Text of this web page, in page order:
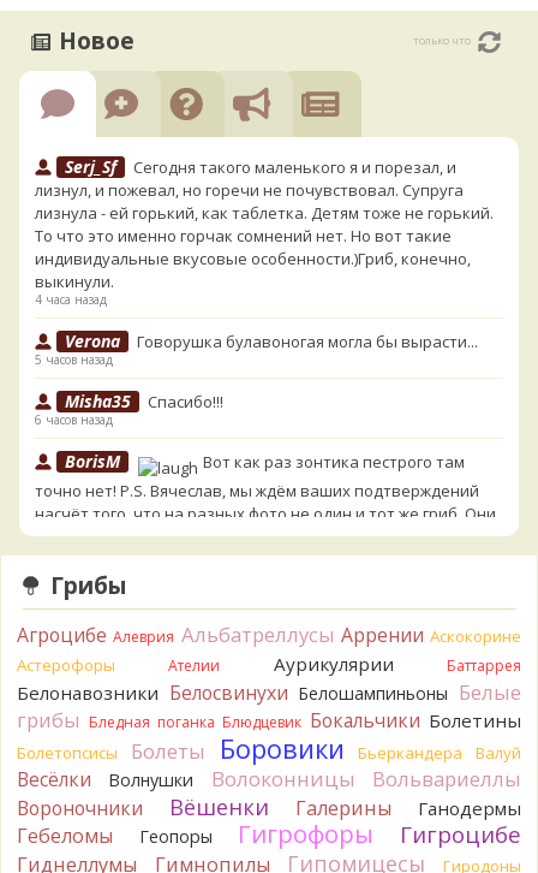
Новое только что
Serj_Sf
Сегодня такого маленького я и порезал, и
лизнул, и пожевал, но горечи не почувствовал. Супруга
лизнула - ей горький, как таблетка. Детям тоже не горький.
То что это именно горчак сомнений нет. Но вот такие
индивидуальные вкусовые особенности.)Гриб, конечно,
выкинули.
4 часа назад
Verona Говорушка булавоногая могла бы вырасти...
5 часов назад
Misha35 Спасибо!!!
6 часов назад
BorisM
Вот как раз зонтика пестрого там
точно нет! P.S. Вячеслав, мы ждём ваших подтверждений
насчёт того, что на разных фото не один и тот же гриб. Они
и по виду разные, а не просто разные экземпляры. Но
хорошо было бы упорядочить это с вашим участием.
Разные грибы нужно разнести по разным вопросам!
6 часов назад
BorisM Однозначно польский!
6 часов назад
BorisM
Николай, дайте уточнение насчёт изменения
цвета гриба на срезе. Без этой информации до конца
сложно выбрать между жёлтым и собачьим груздями!
BorisM Очевидный подберезовик!
12 часов назад
Verona Рядовка скученная.
Грибы
Агроцибе Алеврия Альбатреллусы Аррении Аскокорине
Астерофоры
Ателии Аурикулярии Баттаррея
Белонавозники Белосвинухи Белошампиньоны Белые
грибы Бледная поганка Блюдцевик Бокальчики Болетины
Болетопсисы Болеты Боровики Бьеркандера Валуй
Весёлки Волнушки Волоконницы Вольвариеллы
Вороночники Вёшенки Галерины Ганодермы
Гебеломы Геопоры Гигрофоры Гигроцибе
Гиднеллумы Гимнопилы Гипомицесы Гиродоны